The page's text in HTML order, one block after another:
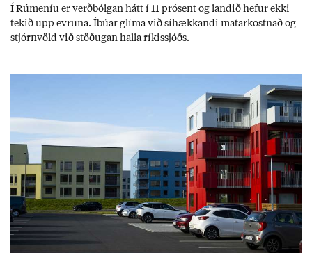
Í Rúm­en­íu er verð­bólg­an hátt í 11 pró­sent og land­ið hef­ur ekki
tek­ið upp evr­una. Íbú­ar glíma við sí­hækk­andi mat­ar­kostn­að og
stjórn­völd við stöð­ug­an halla rík­is­sjóðs.